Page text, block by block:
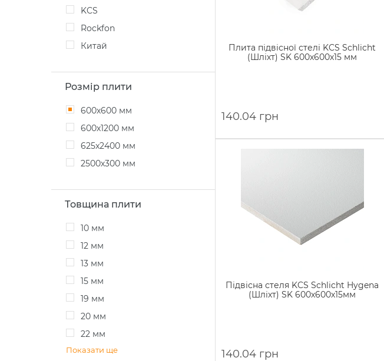
KCS
Rockfon
Китай
Розмір плити
600х600 мм
600х1200 мм
625x2400 мм
2500х300 мм
Товщина плити
10 мм
12 мм
13 мм
15 мм
19 мм
20 мм
22 мм
Показати ще
Плита підвісної стелі KCS Schlicht
(Шліхт) SK 600х600х15 мм
140.04 грн
Підвісна стеля KCS Schlicht Hygena
(Шліхт) SK 600х600х15мм
140.04 грн